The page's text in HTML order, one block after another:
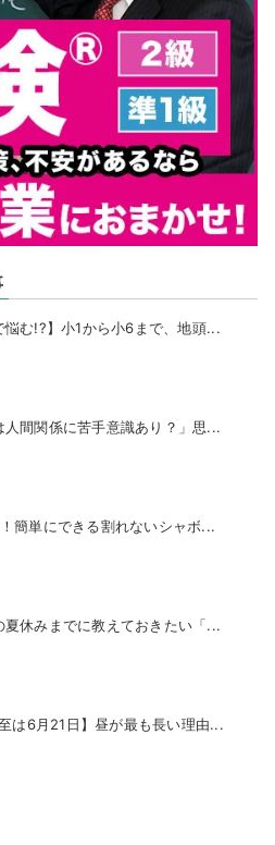
悩む!?】小1から小6まで、地頭...
人間関係に苦手意識あり？」思...
簡単にできる割れないシャボ...
夏休みまでに教えておきたい「...
は6月21日】昼が最も長い理由...